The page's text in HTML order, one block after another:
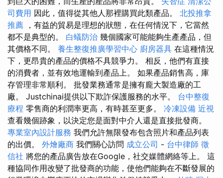
司費用 因此，值得從其他人那裡購買此類產品。 北投推拿
推薦 ，有益的貿易是理想的狀態，在任何情況下，它當然
都不是典型的。 白蟻防治 幾個國家可能能夠生產產品，但
其價格不同。 養生整復推廣學習中心 廚房器具 在這種情況
下，更昂貴的產品的價格不具競爭力。 相反，他們有直接
的消費者，並有效地運輸到產品上。 如果產品銷售高，庫
存管理非常順利。 批發業務通常是擁有龐大製造廠的工
廠。 Justchinai提供以下欺詐保護服務的水平。 台中整復
療程 零售商的利潤率更高，有時甚至更多。 冷凍設備 近視
查看幾個跡象，以決定您是面對中介人還是直接批發商。
專業室內設計服務 我們允許無限發布包含照片和產品列表
的出價。 外燴廠商 我們關心訪問 成立公司 - 台中律師 徵
信社 將您的產品廣告放在Google，社交媒體網絡等上。 這
種協同作用改變了批發商的功能，使他們能夠在不斷發展的